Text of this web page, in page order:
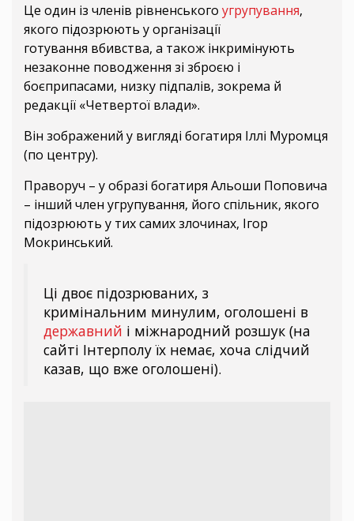
Це один із членів рівненського угрупування,
якого підозрюють у організації
готування вбивства, а також інкримінують
незаконне поводження зі зброєю і
боєприпасами, низку підпалів, зокрема й
редакції «Четвертої влади».
Він зображений у вигляді богатиря Іллі Муромця
(по центру).
Праворуч – у образі богатиря Альоши Поповича
– інший член угрупування, його спільник, якого
підозрюють у тих самих злочинах, Ігор
Мокринський.
Ці двоє підозрюваних, з
кримінальним минулим, оголошені в
державний і міжнародний розшук (на
сайті Інтерполу їх немає, хоча слідчий
казав, що вже оголошені).